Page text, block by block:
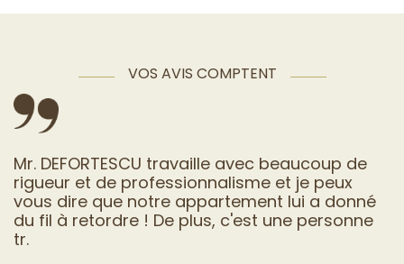
VOS AVIS COMPTENT
de
L‘audit avait été réalisé par le vendeur du
que j'ai acheté, mais ils ont répondu
volontairement et spontanément à mes
questions et pris le temps d’étudier mon